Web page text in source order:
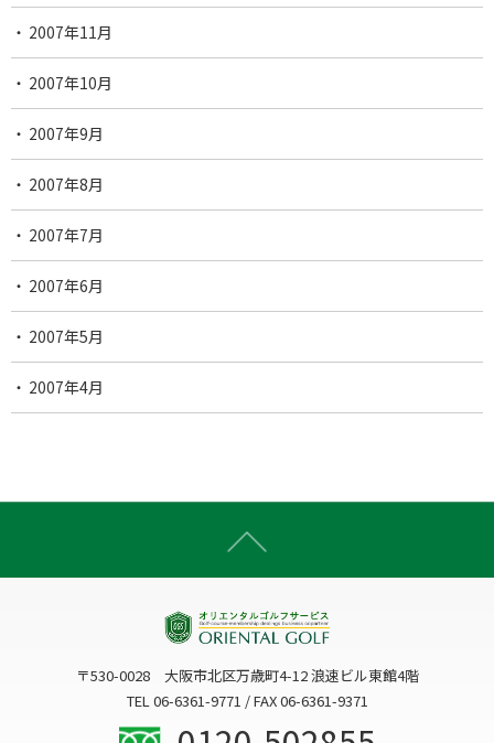
2007年11月
2007年10月
2007年9月
2007年8月
2007年7月
2007年6月
2007年5月
2007年4月
〒530-0028 大阪市北区万歳町4-12 浪速ビル東館4階
TEL 06-6361-9771 / FAX 06-6361-9371